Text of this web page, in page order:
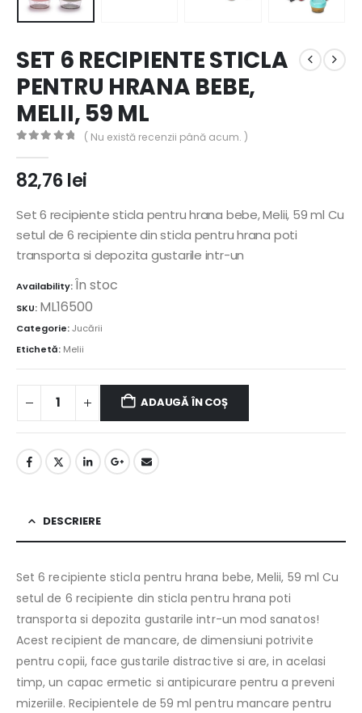
SET 6 RECIPIENTE STICLA
PENTRU HRANA BEBE,
MELII, 59 ML
( Nu există recenzii până acum. )
82,76lei
Set 6 recipiente sticla pentru hrana bebe, Melii, 59 ml Cu
setul de 6 recipiente din sticla pentru hrana poti
transporta si depozita gustarile intr-un
Availability:În stoc
SKU: ML16500
Categorie:Jucării
Etichetă: Melii
ADAUGĂ ÎN COȘ
DESCRIERE
Set 6 recipiente sticla pentru hrana bebe, Melii, 59 ml Cu
setul de 6 recipiente din sticla pentru hrana poti
transporta si depozita gustarile intr-un mod sanatos!
Acest recipient de mancare, de dimensiuni potrivite
pentru copii, face gustarile distractive si are, in acelasi
timp, un capac ermetic si antipicurare pentru a preveni
mizeriile. Recipientele de 59 ml pentru mancare pentru